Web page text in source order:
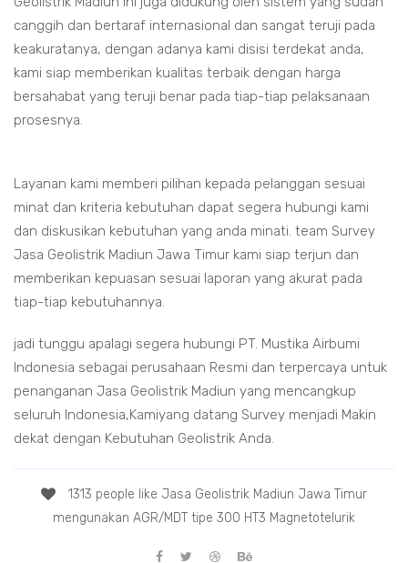
canggih dan bertaraf internasional dan sangat teruji pada
keakuratanya, dengan adanya kami disisi terdekat anda,
kami siap memberikan kualitas terbaik dengan harga
bersahabat yang teruji benar pada tiap-tiap pelaksanaan
prosesnya.
Layanan kami memberi pilihan kepada pelanggan sesuai
minat dan kriteria kebutuhan dapat segera hubungi kami
dan diskusikan kebutuhan yang anda minati. team Survey
Jasa Geolistrik Madiun Jawa Timur kami siap terjun dan
memberikan kepuasan sesuai laporan yang akurat pada
tiap-tiap kebutuhannya.
jadi tunggu apalagi segera hubungi PT. Mustika Airbumi
Indonesia sebagai perusahaan Resmi dan terpercaya untuk
penanganan Jasa Geolistrik Madiun yang mencangkup
seluruh Indonesia,Kamiyang datang Survey menjadi Makin
dekat dengan Kebutuhan Geolistrik Anda.
1313 people like Jasa Geolistrik Madiun Jawa Timur
mengunakan AGR/MDT tipe 300 HT3 Magnetotelurik